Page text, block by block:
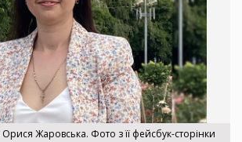
Жаровська. Фото з її фейсбук-сторінки